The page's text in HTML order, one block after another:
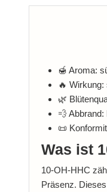
🍯 Aroma:
🔥
🌿
💨
📜
Was ist
10-OH-HHC
Präsenz.